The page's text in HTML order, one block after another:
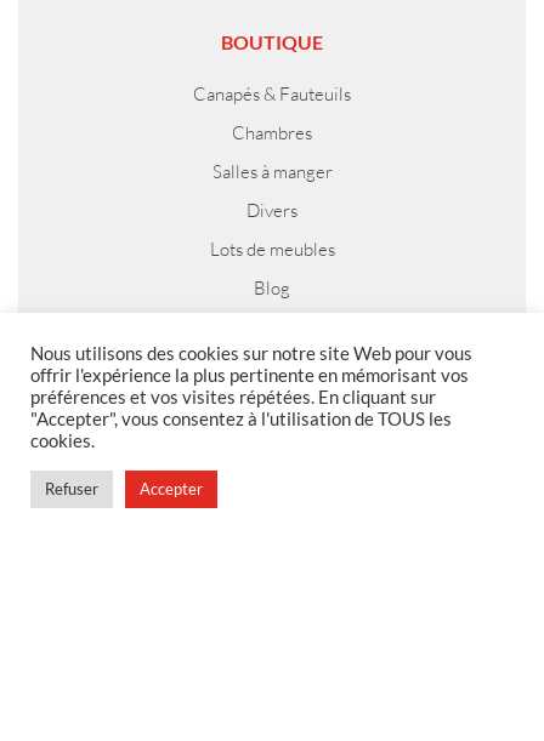
BOUTIQUE
Canapés & Fauteuils
Chambres
Salles à manger
Divers
Lots de meubles
Blog
MENTIONS LEGALES
Politique de confidentialité
Conditions générales de vente
Nous utilisons des cookies sur notre site Web pour vous
offrir l'expérience la plus pertinente en mémorisant vos
préférences et vos visites répétées. En cliquant sur
"Accepter", vous consentez à l'utilisation de TOUS les
cookies.
Refuser Accepter